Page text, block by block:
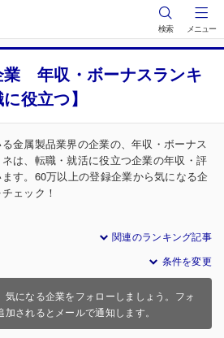
検索 メニュー
業 年収・ボーナスランキ
役立つ】
金属製品業界の企業の、年収・ボーナス
は、転職・就活に役立つ企業の年収・評
す。60万以上の登録企業から気になる企
ェック！
関連のランキング記事
条件を変更
気になる企業をフォローしましょう。フォ
されるとメールで通知します。